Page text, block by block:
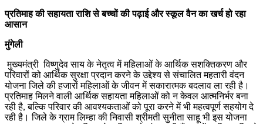
प्रतिमाह की सहायता राशि से बच्चों की पढ़ाई और स्कूल वैन का खर्च हो रहा
आसान
मुंगेली
मुख्यमंत्री विष्णुदेव साय के नेतृत्व में महिलाओं के आर्थिक सशक्तिकरण और
परिवारों को आर्थिक सुरक्षा प्रदान करने के उद्देश्य से संचालित महतारी वंदन
योजना जिले की हजारों महिलाओं के जीवन में सकारात्मक बदलाव ला रही है।
प्रतिमाह मिलने वाली आर्थिक सहायता महिलाओं को न केवल आत्मनिर्भर बना
रही है, बल्कि परिवार की आवश्यकताओं को पूरा करने में भी महत्वपूर्ण सहयोग दे
रही है। जिले के ग्राम लिम्हा की निवासी श्रीमती सुनीता साहू भी इस योजना